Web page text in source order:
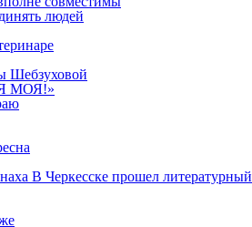
людей
Шебзуховой
МОЯ!»
В Черкесске прошел